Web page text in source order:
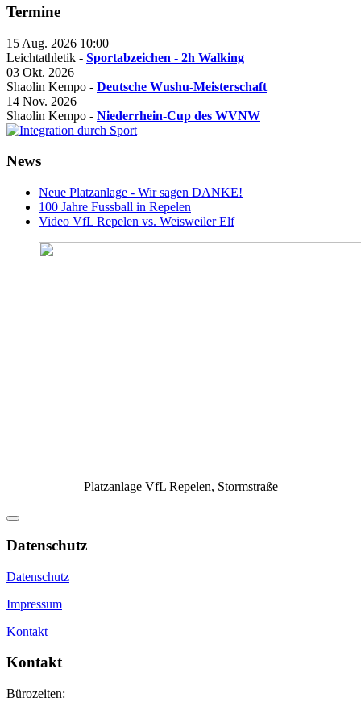
Termine
15 Aug. 2026 10:00
Leichtathletik - Sportabzeichen - 2h Walking
03 Okt. 2026
Shaolin Kempo - Deutsche Wushu-Meisterschaft
14 Nov. 2026
Shaolin Kempo - Niederrhein-Cup des WVNW
News
Neue Platzanlage - Wir sagen DANKE!
100 Jahre Fussball in Repelen
Video VfL Repelen vs. Weisweiler Elf
Platzanlage VfL Repelen, Stormstraße
Datenschutz
Datenschutz
Impressum
Kontakt
Kontakt
Bürozeiten: